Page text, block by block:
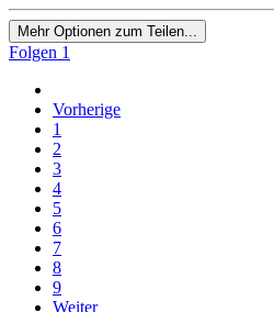
Mehr Optionen zum Teilen...
Folgen 1
Vorherige
1
2
3
4
5
6
7
8
9
Weiter